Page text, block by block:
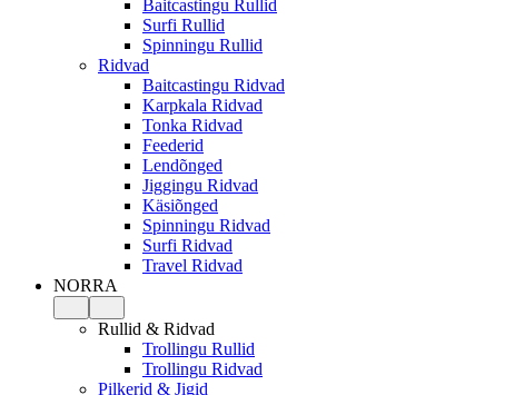
Baitcastingu Rullid
Surfi Rullid
Spinningu Rullid
Ridvad
Baitcastingu Ridvad
Karpkala Ridvad
Tonka Ridvad
Feederid
Lendõnged
Jiggingu Ridvad
Käsiõnged
Spinningu Ridvad
Surfi Ridvad
Travel Ridvad
NORRA
Rullid & Ridvad
Trollingu Rullid
Trollingu Ridvad
Pilkerid & Jigid